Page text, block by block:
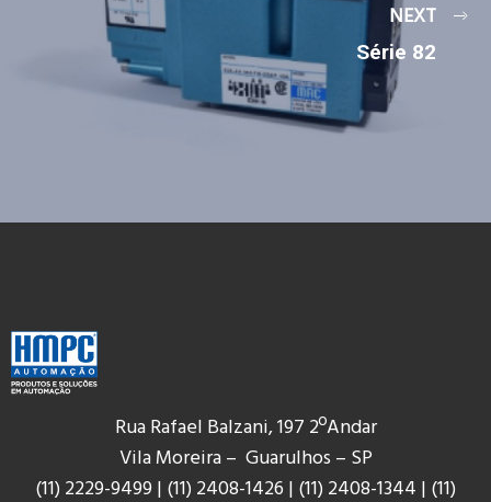
NEXT
Série 82
Rua Rafael Balzani, 197 2ºAndar
Vila Moreira – Guarulhos – SP
(11) 2229-9499| (11) 2408-1426 | (11) 2408-1344 | (11)